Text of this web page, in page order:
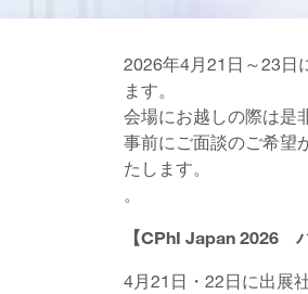
2026年4月21日～23日
ます。
会場にお越しの際は是
事前にご面談のご希望
たします。
。
【CPhI Japan 2026
4月21日・22日に出展